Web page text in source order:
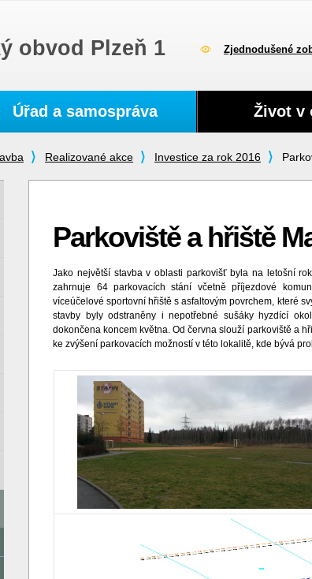
obvod Plzeň 1 Zjednodušené
Realizované akce Investice za rok 2016
Parkoviště a hřiště
Jako největší stavba v oblasti parkovišť byla na letošní
zahrnuje 64 parkovacích stání včetně příjezdové
víceúčelové sportovní hřiště s asfaltovým povrchem, které
stavby byly odstraněny i nepotřebné sušáky hyzdící
dokončena koncem května. Od června slouží parkoviště a
ke zvýšení parkovacích možností v této lokalitě, kde bývá
Úřad a samospráva Život v